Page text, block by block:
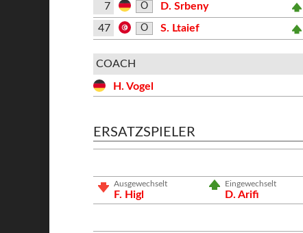
7
O D. Srbeny
47 O S. Ltaief
COACH
H. Vogel
ERSATZSPIELER
Ausgewechselt
F. Higl
Eingewechselt
D. Arifi